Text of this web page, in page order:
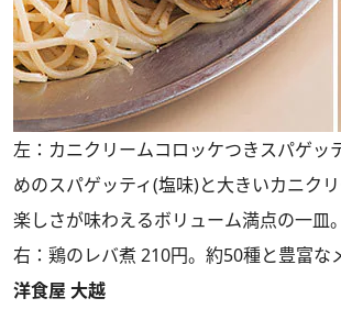
左：カニクリームコロッケつきスパゲッ
めのスパゲッティ(塩味)と大きいカニク
楽しさが味わえるボリューム満点の一皿。
右：鶏のレバ煮 210円。約50種と豊富
洋食屋 大越